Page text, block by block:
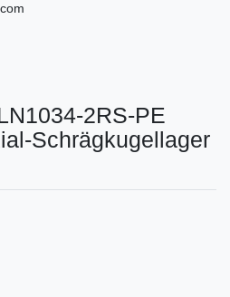
2RS-PE
Schrägkugellager